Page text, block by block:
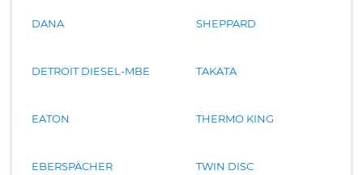
DANA
DETROIT DIESEL-MBE
EATON
EBERSPÄCHER
SHEPPARD
TAKATA
THERMO KING
TWIN DISC